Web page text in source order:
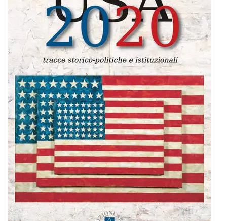
BIOGRAFIE
ATTUALITÀ